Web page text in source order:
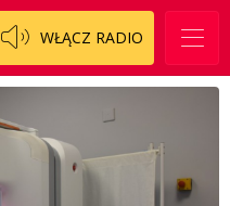
WŁĄCZ RADIO